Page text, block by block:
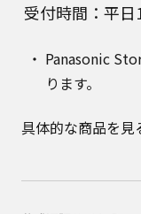
受付時間：平日
Panasonic
ります。
具体的な商品を見